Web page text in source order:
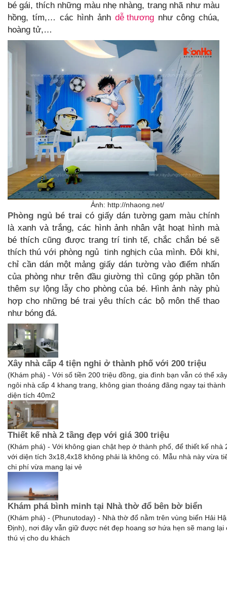
bé gái, thích những màu nhẹ nhàng, trang nhã như màu
hồng, tím,… các hình ảnh dễ thươngnhư công chúa,
hoàng tử,…
Ảnh: http://nhaong.net/
Phòng ngủ bé trai có giấy dán tường gam màu chính
là xanh và trắng, các hình ảnh nhân vật hoạt hình mà
bé thích cũng được trang trí tinh tế, chắc chắn bé sẽ
thích thú với phòng ngủ tinh nghịch của mình. Đôi khi,
chỉ cần dán một mảng giấy dán tường vào điểm nhấn
của phòng như trên đầu giường thì cũng góp phần tôn
thêm sự lộng lẫy cho phòng của bé. Hình ảnh này phù
hợp cho những bé trai yêu thích các bộ môn thể thao
như bóng đá.
Xây nhà cấp 4 tiện nghi ở thành phố với 200 triệu
(Khám phá) - Với số tiền 200 triệu đồng, gia đình bạn vẫn có thể
ngôi nhà cấp 4 khang trang, không gian thoáng đãng ngay tại
diện tích 40m2
Thiết kế nhà 2 tầng đẹp với giá 300 triệu
(Khám phá) - Với không gian chật hẹp ở thành phố, để thiết kế nhà
với diện tích 3x18,4x18 không phải là không có. Mẫu nhà này vừa
chi phí vừa mang lại vẻ
Khám phá bình minh tại Nhà thờ đổ bên bờ biển
(Khám phá) - (Phunutoday) - Nhà thờ đổ nằm trên vùng biển Hải
Định), nơi đây vẫn giữ được nét đẹp hoang sơ hứa hẹn sẽ mang lại
thú vị cho du khách